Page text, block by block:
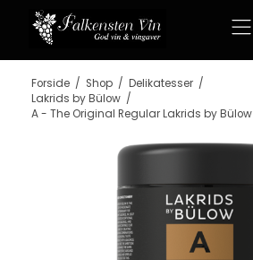
Forside / Shop / Delikatesser /
Lakrids by Bülow /
A - The Original Regular Lakrids by Bülow